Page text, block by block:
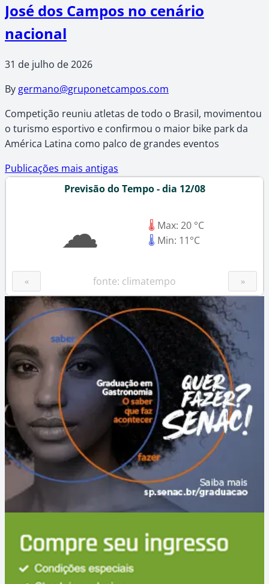
José dos Campos no cenário
nacional
31 de julho de 2026
By germano@gruponetcampos.com
Competição reuniu atletas de todo o Brasil, movimentou
o turismo esportivo e confirmou o maior bike park da
América Latina como palco de grandes eventos
Navegação
Publicações mais antigas
Previsão do Tempo - dia 12/08
☁ 🌡 Max: 20 °C
🌡 Min: 11°C
« fonte: climatempo »